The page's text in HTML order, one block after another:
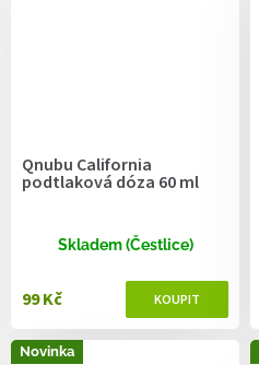
Qnubu California
podtlaková dóza 60 ml
Skladem (Čestlice)
99 Kč
Novinka